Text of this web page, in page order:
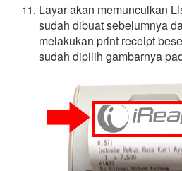
Layar akan memunculkan
sudah dibuat sebelumnya
melakukan print receipt
sudah dipilih gambarnya